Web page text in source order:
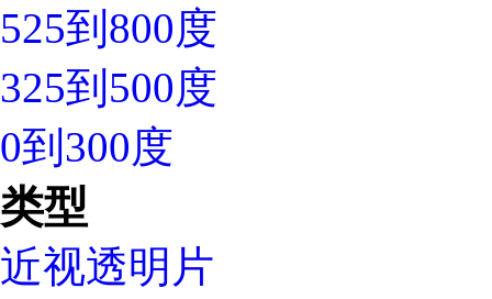
525到800度
325到500度
0到300度
类型
近视透明片